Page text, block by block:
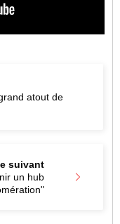
atout de
suivant
un hub